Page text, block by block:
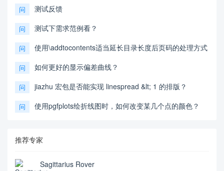
问 测试反馈
问 测试下需求范例看？
问 使用\addtocontents适当延长目录长度后页码的处理方式
问 如何更好的显示偏差曲线？
问 jiazhu 宏包是否能实现 linespread &lt; 1 的排版？
问 使用pgfplots绘折线图时，如何改变某几个点的颜色？
推荐专家
Sagittarius Rover